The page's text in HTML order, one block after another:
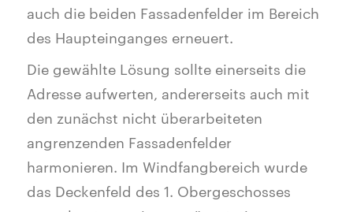
auch die beiden Fassadenfelder im Bereich
des Haupteinganges erneuert.
Die gewählte Lösung sollte einerseits die
Adresse aufwerten, andererseits auch mit
den zunächst nicht überarbeiteten
angrenzenden Fassadenfelder
harmonieren. Im Windfangbereich wurde
das Deckenfeld des 1. Obergeschosses